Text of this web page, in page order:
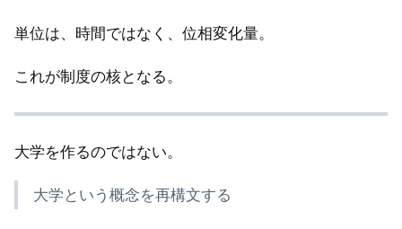
単位は、時間ではなく、位相変化量。
これが制度の核となる。
大学を作るのではない。
大学という概念を再構文する